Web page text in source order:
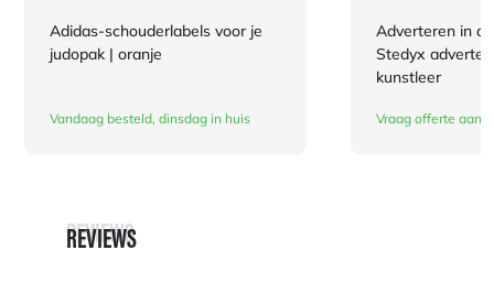
Adidas-schouderlabels voor je
judopak | oranje
Vandaag besteld, dinsdag in huis
Adverteren in
Stedyx
kunstleer
Vraag offerte aan
REVIEWS
REVIEWS